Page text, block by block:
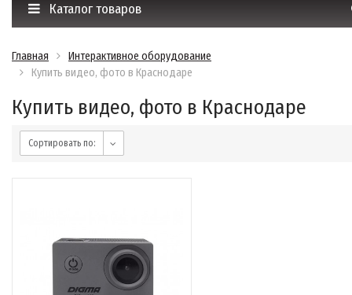
Каталог товаров
Главная
Интерактивное оборудование
Купить видео, фото в Краснодаре
Купить видео, фото в Краснодаре
Сортировать по: